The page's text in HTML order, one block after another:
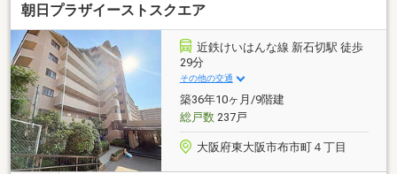
朝日プラザイーストスクエア
近鉄けいはんな線 新石切駅 徒歩
29分
その他の交通
築36年10ヶ月/9階建
総戸数237戸
大阪府東大阪市布市町４丁目